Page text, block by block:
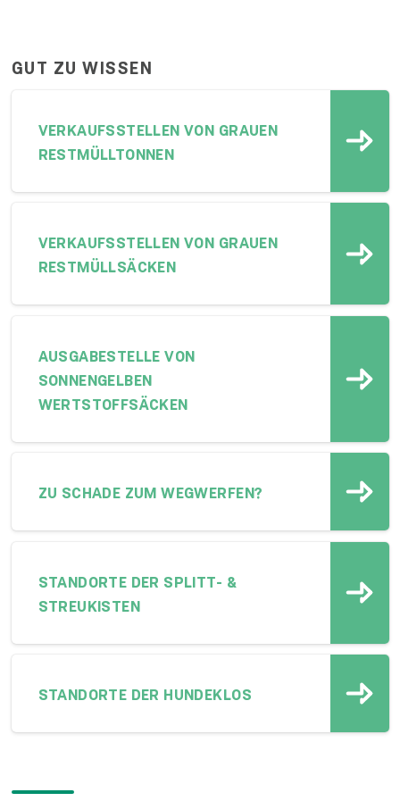
GUT ZU WISSEN
VERKAUFSSTELLEN VON GRAUEN
RESTMÜLLTONNEN
VERKAUFSSTELLEN VON GRAUEN
RESTMÜLLSÄCKEN
AUSGABESTELLE VON
SONNENGELBEN
WERTSTOFFSÄCKEN
ZU SCHADE ZUM WEGWERFEN?
STANDORTE DER SPLITT- &
STREUKISTEN
STANDORTE DER HUNDEKLOS